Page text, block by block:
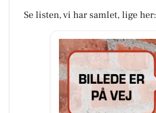
Se listen, vi har samlet, lige her: